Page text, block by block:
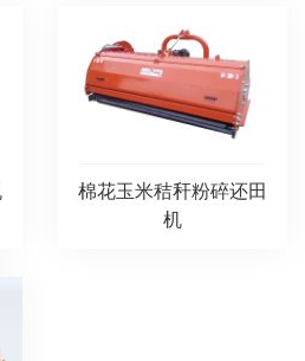
棉花玉米秸秆粉碎还田
机